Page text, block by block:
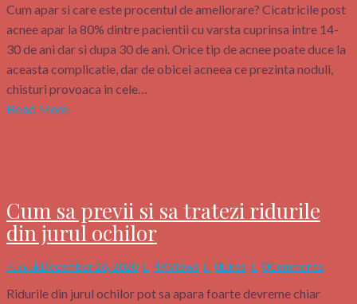
Cum apar si care este procentul de ameliorare? Cicatricile post
acnee apar la 80% dintre pacientii cu varsta cuprinsa intre 14-
30 de ani dar si dupa 30 de ani. Orice tip de acnee poate duce la
aceasta complicatie, dar de obicei acneea ce prezinta noduli,
chisturi provoaca in cele…
Read More
Cum sa previi si sa tratezi ridurile
din jurul ochilor
ArticoleDecember 26, 2020 4KViews 0Likes 0Comments
Ridurile din jurul ochilor pot sa apara foarte devreme chiar